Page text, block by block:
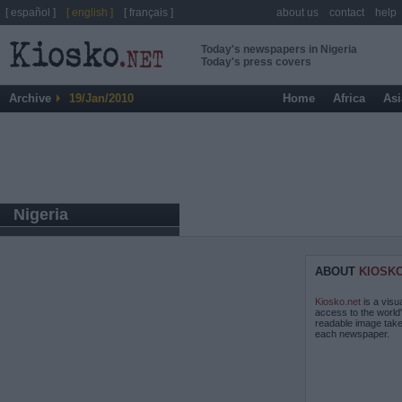
Today's newspapers in Nigeria
Today's press covers
Archive 19/Jan/2010 Home Africa
Nigeria
ABOUT
Kiosko.net is a
access to the
readable image
each newspaper.
[ español ] [ english ] [ français ] about us contact help